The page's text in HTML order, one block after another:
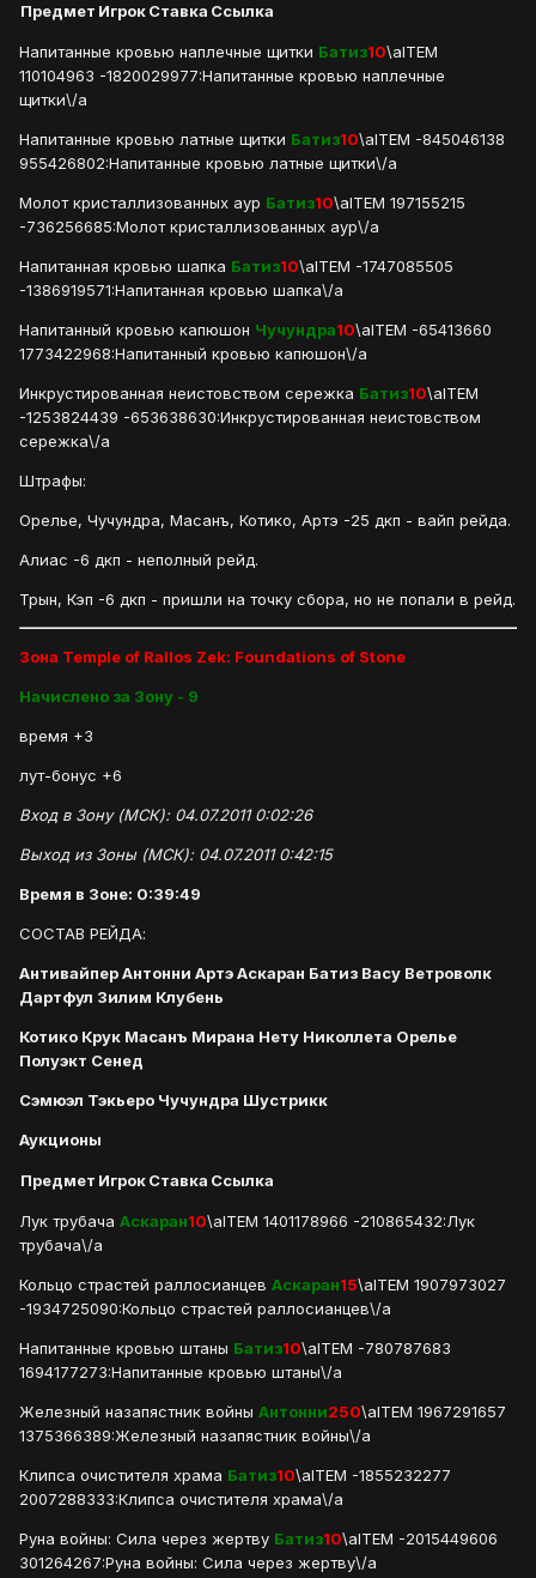
Предмет ИгрокСтавка Ссылка
Напитанные кровью наплечные щитки Батиз10\aITEM
110104963 -1820029977:Напитанные кровью наплечные
щитки\/a
Напитанные кровью латные щитки Батиз10\aITEM -845046138
955426802:Напитанные кровью латные щитки\/a
Молот кристаллизованных аур Батиз10\aITEM 197155215
-736256685:Молот кристаллизованных аур\/a
Напитанная кровью шапка Батиз10\aITEM -1747085505
-1386919571:Напитанная кровью шапка\/a
Напитанный кровью капюшон Чучундра10\aITEM -65413660
1773422968:Напитанный кровью капюшон\/a
Инкрустированная неистовством сережка Батиз10\aITEM
-1253824439 -653638630:Инкрустированная неистовством
сережка\/a
Штрафы:
Орелье, Чучундра, Масанъ, Котико, Артэ -25 дкп - вайп рейда.
Алиас -6 дкп - неполный рейд.
Трын, Кэп -6 дкп - пришли на точку сбора, но не попали в рейд.
Зона Temple of Rallos Zek: Foundations of Stone
Начислено за Зону - 9
время +3
лут-бонус +6
Вход в Зону (МСК): 04.07.2011 0:02:26
Выход из Зоны (МСК): 04.07.2011 0:42:15
Время в Зоне: 0:39:49
СОСТАВ РЕЙДА:
Антивайпер Антонни Артэ Аскаран Батиз Васу Ветроволк
Дартфул Зилим Клубень
Котико Крук Масанъ Мирана Нету Николлета Орелье
Полуэкт Сенед
Сэмюэл Тэкьеро Чучундра Шустрикк
Аукционы
Предмет ИгрокСтавка Ссылка
Лук трубача Аскаран10\aITEM 1401178966 -210865432:Лук
трубача\/a
Кольцо страстей раллосианцев Аскаран15\aITEM 1907973027
-1934725090:Кольцо страстей раллосианцев\/a
Напитанные кровью штаны Батиз10\aITEM -780787683
1694177273:Напитанные кровью штаны\/a
Железный назапястник войны Антонни250\aITEM 1967291657
1375366389:Железный назапястник войны\/a
Клипса очистителя храма Батиз10\aITEM -1855232277
2007288333:Клипса очистителя храма\/a
Руна войны: Сила через жертву Батиз10\aITEM -2015449606
301264267:Руна войны: Сила через жертву\/a